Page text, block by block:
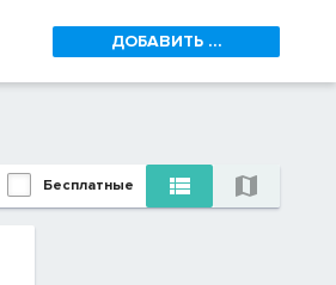
ДОБАВИТЬ ...
Бесплатные  